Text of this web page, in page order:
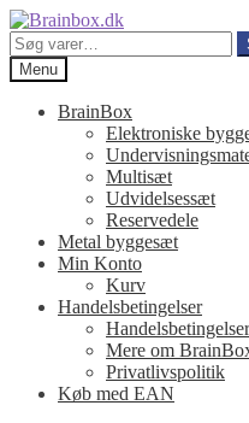
Spring
til
navigation
Spring
til
indhold
Søg
efter:
Menu
BrainBox
Elektroniske
Multisæt
Udvidelsessæt
Reservedele
Metal byggesæt
Min Konto
Kurv
Handelsbetingelser
Handelsbetingelser
Mere om
Privatlivspolitik
Køb med EAN